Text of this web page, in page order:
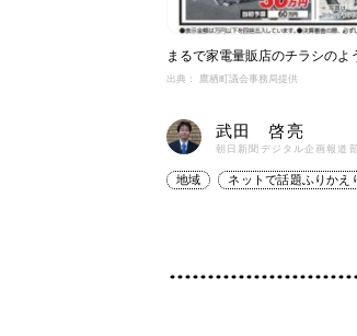
まるで家電量販店のチラシの
出典： 鷹栖町議会事務局提供
武田 啓亮
朝日新聞デジタル企画報道
地域 ネットで話題ふりかえ